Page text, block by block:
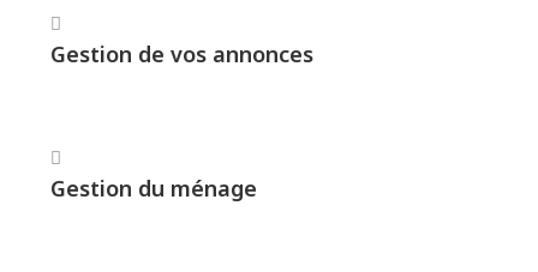
Gestion de vos annonces
Gestion du ménage